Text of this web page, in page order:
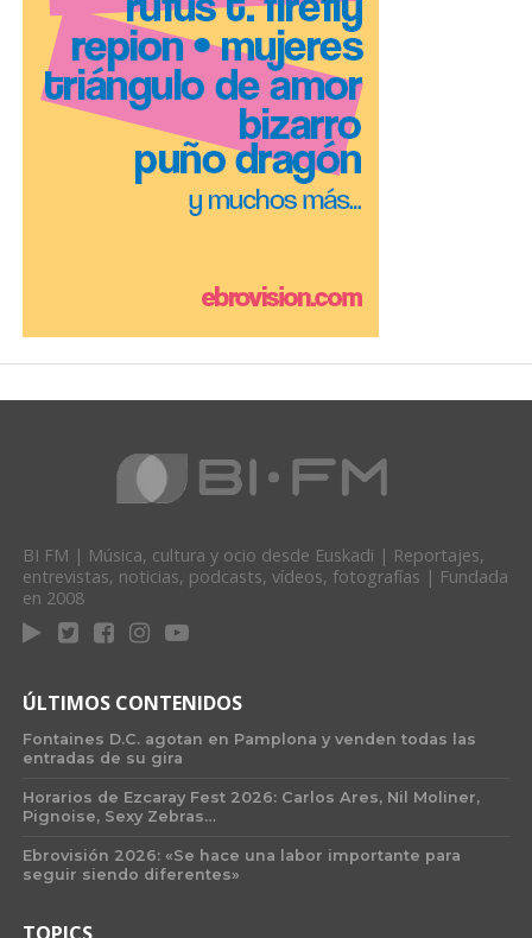
BI FM | Música, cultura y ocio desde Euskadi | Reportajes,
entrevistas, noticias, podcasts, vídeos, fotografías | Fundada
en 2008
ÚLTIMOS CONTENIDOS
Fontaines D.C. agotan en Pamplona y venden todas las
entradas de su gira
Horarios de Ezcaray Fest 2026: Carlos Ares, Nil Moliner,
Pignoise, Sexy Zebras…
Ebrovisión 2026: «Se hace una labor importante para
seguir siendo diferentes»